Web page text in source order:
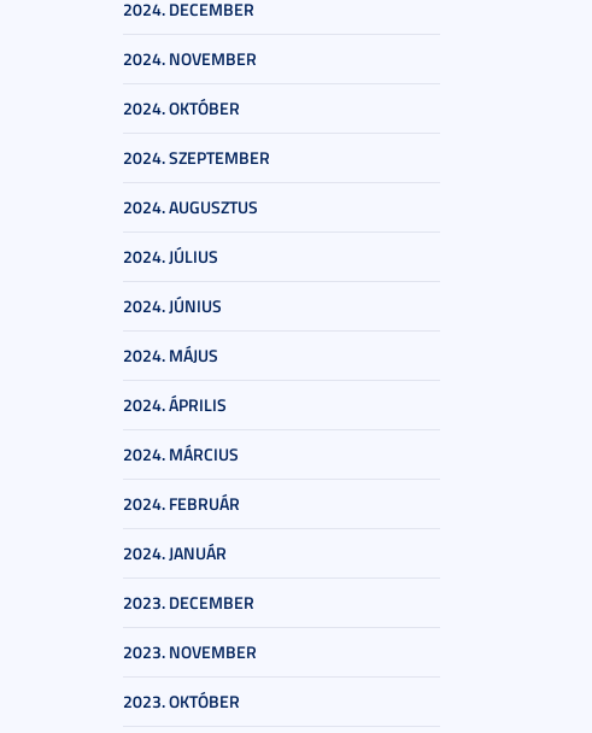
2024. DECEMBER
2024. NOVEMBER
2024. OKTÓBER
2024. SZEPTEMBER
2024. AUGUSZTUS
2024. JÚLIUS
2024. JÚNIUS
2024. MÁJUS
2024. ÁPRILIS
2024. MÁRCIUS
2024. FEBRUÁR
2024. JANUÁR
2023. DECEMBER
2023. NOVEMBER
2023. OKTÓBER